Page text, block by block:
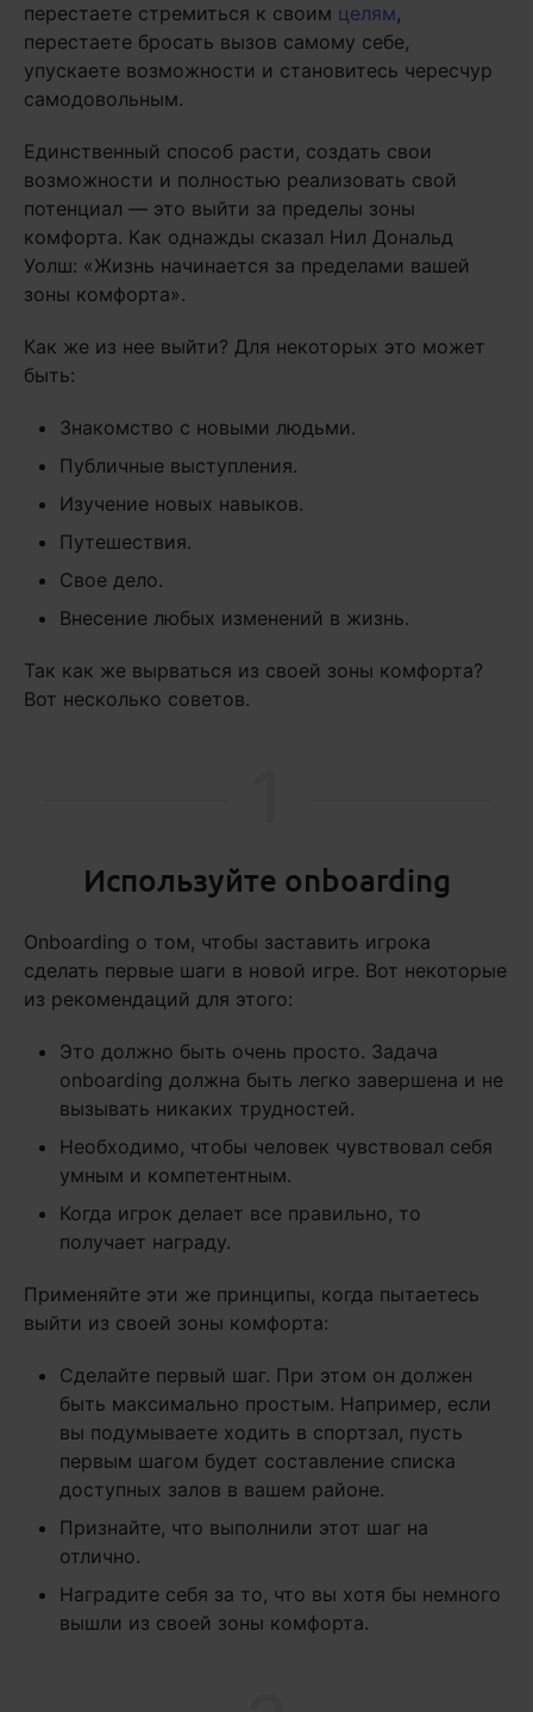
перестаете стремиться к своим целям,
перестаете бросать вызов самому себе,
упускаете возможности и становитесь чересчур
самодовольным.
Единственный способ расти, создать свои
возможности и полностью реализовать свой
потенциал — это выйти за пределы зоны
комфорта. Как однажды сказал Нил Дональд
Уолш: «Жизнь начинается за пределами вашей
зоны комфорта».
Как же из нее выйти? Для некоторых это может
быть:
Знакомство с новыми людьми.
Публичные выступления.
Изучение новых навыков.
Путешествия.
Свое дело.
Внесение любых изменений в жизнь.
Так как же вырваться из своей зоны комфорта?
Вот несколько советов.
Используйте onboarding
Onboarding о том, чтобы заставить игрока
сделать первые шаги в новой игре. Вот некоторые
из рекомендаций для этого:
Это должно быть очень просто. Задача
onboarding должна быть легко завершена и не
вызывать никаких трудностей.
Необходимо, чтобы человек чувствовал себя
умным и компетентным.
Когда игрок делает все правильно, то
получает награду.
Применяйте эти же принципы, когда пытаетесь
выйти из своей зоны комфорта:
Сделайте первый шаг. При этом он должен
быть максимально простым. Например, если
вы подумываете ходить в спортзал, пусть
первым шагом будет составление списка
доступных залов в вашем районе.
Признайте, что выполнили этот шаг на
отлично.
Наградите себя за то, что вы хотя бы немного
вышли из своей зоны комфорта.